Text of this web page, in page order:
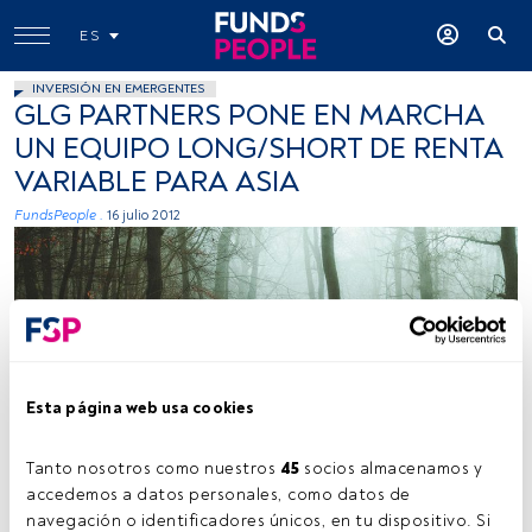
Esta página web usa cookies
Tanto nosotros como nuestros 45 socios almacenamos y
accedemos a datos personales, como datos de
navegación o identificadores únicos, en tu dispositivo. Si
ES
INVERSIÓN EN EMERGENTES
GLG PARTNERS PONE EN MARCHA
UN EQUIPO LONG/SHORT DE RENTA
VARIABLE PARA ASIA
FundsPeople . 16 julio 2012
Tiempo lectura: 1 min.